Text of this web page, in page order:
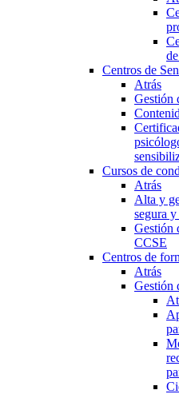
Centros de
Atrás
Gestión
Cursos de
Atrás
Alta y
segura
Gestión
CCSE
Centros de
Atrás
Gestión